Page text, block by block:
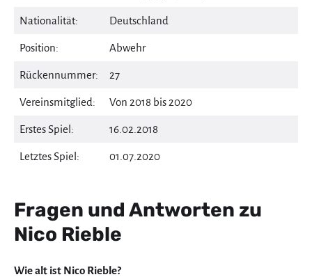
Nationalität: Deutschland
Position: Abwehr
Rückennummer: 27
Vereinsmitglied: Von 2018 bis 2020
Erstes Spiel: 16.02.2018
Letztes Spiel: 01.07.2020
Fragen und Antworten zu
Nico Rieble
Wie alt ist Nico Rieble?